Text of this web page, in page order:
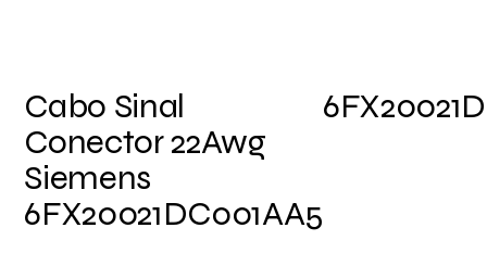
Cabo Sinal
Conector 22Awg
Siemens
6FX20021DC001AA5